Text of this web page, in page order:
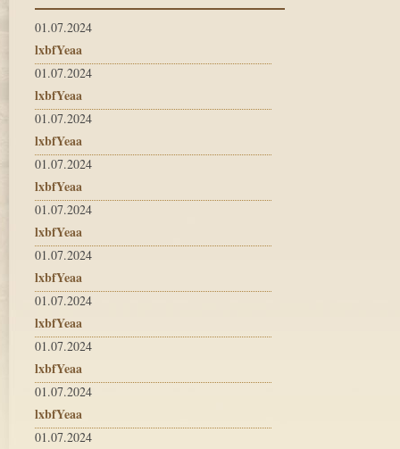
01.07.2024
lxbfYeaa
01.07.2024
lxbfYeaa
01.07.2024
lxbfYeaa
01.07.2024
lxbfYeaa
01.07.2024
lxbfYeaa
01.07.2024
lxbfYeaa
01.07.2024
lxbfYeaa
01.07.2024
lxbfYeaa
01.07.2024
lxbfYeaa
01.07.2024